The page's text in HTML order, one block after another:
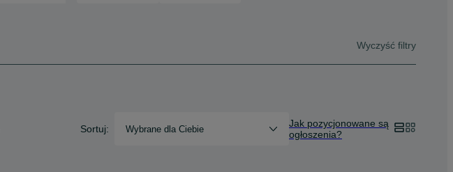
Wyczyść filtry
Sortuj: Wybrane dla Ciebie
Jak pozycjonowane są
ogłoszenia?